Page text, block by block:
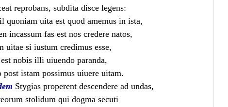
reprobans, subdita disce legens:
quoniam uita est quod amemus in ista,
incassum fas est nos credere natos,
uitae si iustum credimus esse,
nobis illi uiuendo paranda,
post istam possimus uiuere uitam.
Stygias properent descendere ad undas,
stolidum qui dogma secuti